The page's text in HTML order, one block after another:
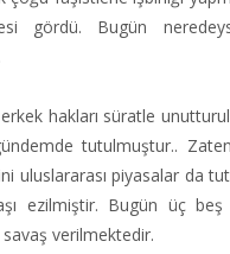
gördü. Bugün
hakları süratle
tutulmuştur..
uluslararası piyasalar da
ezilmiştir. Bugün üç
verilmektedir.